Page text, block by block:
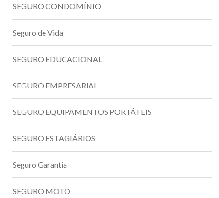
SEGURO CONDOMÍNIO
Seguro de Vida
SEGURO EDUCACIONAL
SEGURO EMPRESARIAL
SEGURO EQUIPAMENTOS PORTÁTEIS
SEGURO ESTAGIÁRIOS
Seguro Garantia
SEGURO MOTO